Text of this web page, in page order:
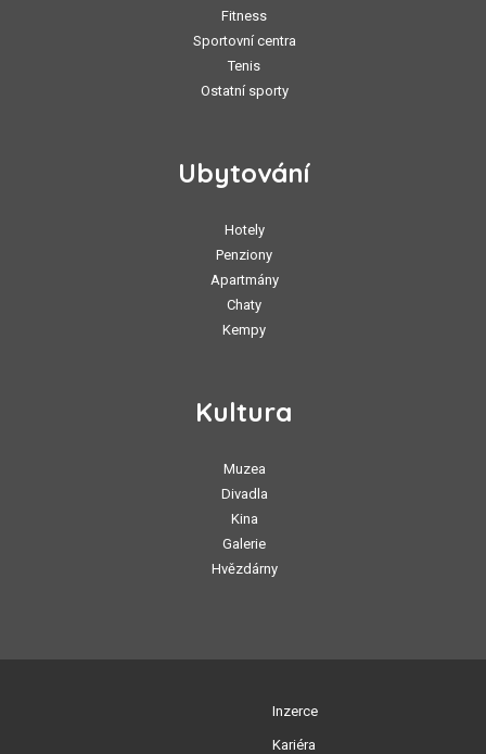
Fitness
Sportovní centra
Tenis
Ostatní sporty
Ubytování
Hotely
Penziony
Apartmány
Chaty
Kempy
Kultura
Muzea
Divadla
Kina
Galerie
Hvězdárny
Inzerce
Kariéra